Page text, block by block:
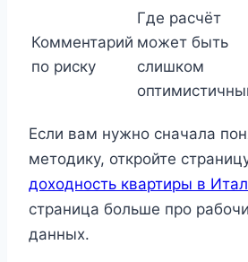
Комментарий
по риску
Где расчёт
может быть
слишком
Если вам нужно сначала
методику, откройте
доходность квартиры в
страница больше про
данных.